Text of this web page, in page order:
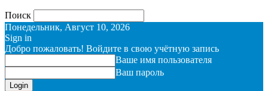
Поиск
Понедельник, Август 10, 2026
Sign in
Добро пожаловать! Войдите в свою учётную запись
Ваше имя пользователя
Ваш пароль